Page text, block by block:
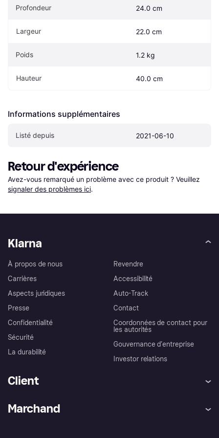
Profondeur 24.0 cm
Largeur 22.0 cm
Poids 1.2 kg
Hauteur 40.0 cm
Informations supplémentaires
Listé depuis 2021-06-10
Retour d'expérience
Avez-vous remarqué un problème avec ce produit ? Veuillez
signaler des problèmes ici.
Klarna
À propos de nous
Carrières
Aspects juridiques
Presse
Confidentialité
Sécurité
La durabilité
Revendre
Accessibilité
Auto-Track
Contact
Coordonnées de contact pour
les autorités
Gouvernance d’entreprise
Investor relations
Client
Marchand